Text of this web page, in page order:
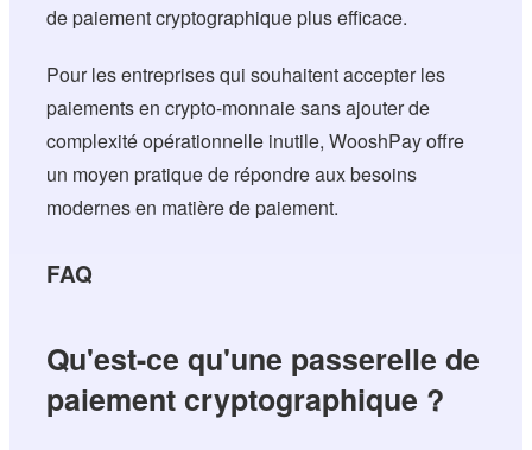
de paiement cryptographique plus efficace.
Pour les entreprises qui souhaitent accepter les
paiements en crypto-monnaie sans ajouter de
complexité opérationnelle inutile, WooshPay offre
un moyen pratique de répondre aux besoins
modernes en matière de paiement.
FAQ
Qu'est-ce qu'une passerelle de
paiement cryptographique ?